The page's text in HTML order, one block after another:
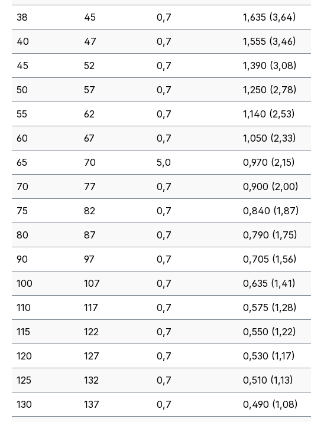
38 45 0,7 1,635 (3,64)
40 47 0,7 1,555 (3,46)
45 52 0,7 1,390 (3,08)
50 57 0,7 1,250 (2,78)
55 62 0,7 1,140 (2,53)
60 67 0,7 1,050 (2,33)
65 70 5,0 0,970 (2,15)
70 77 0,7 0,900 (2,00)
75 82 0,7 0,840 (1,87)
80 87 0,7 0,790 (1,75)
90 97 0,7 0,705 (1,56)
100 107 0,7 0,635 (1,41)
110 117 0,7 0,575 (1,28)
115 122 0,7 0,550 (1,22)
120 127 0,7 0,530 (1,17)
125 132 0,7 0,510 (1,13)
130 137 0,7 0,490 (1,08)